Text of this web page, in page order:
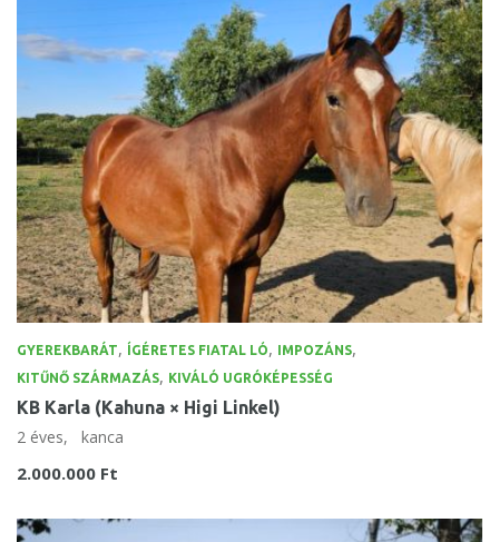
GYEREKBARÁT, ÍGÉRETES FIATAL LÓ, IMPOZÁNS,
KITŰNŐ SZÁRMAZÁS, KIVÁLÓ UGRÓKÉPESSÉG
KB Karla (Kahuna × Higi Linkel)
2 éves, kanca
2.000.000 Ft